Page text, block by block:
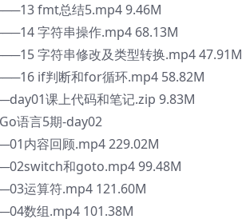
fmt总结5.mp4 9.46M
字符串操作.mp4 68.13M
字符串修改及类型转换.mp4 47.91M
if判断和for循环.mp4 58.82M
课上代码和笔记.zip 9.83M
语言5期-day02
内容回顾.mp4 229.02M
和goto.mp4 99.48M
运算符.mp4 121.60M
数组.mp4 101.38M